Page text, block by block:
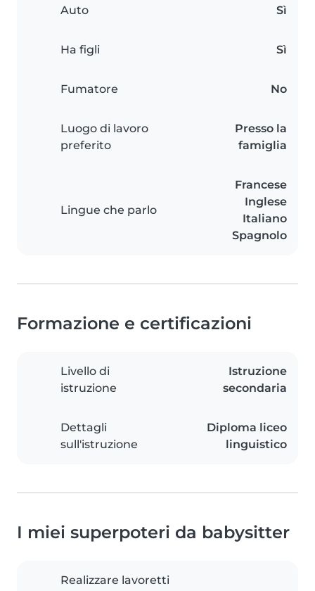
Auto Sì
Ha figli Sì
Fumatore No
Luogo di lavoro
preferito
Presso la
famiglia
Lingue che parlo
Francese
Inglese
Italiano
Spagnolo
Formazione e certificazioni
Livello di
istruzione
Istruzione
secondaria
Dettagli
sull'istruzione
Diploma liceo
linguistico
I miei superpoteri da babysitter
Realizzare lavoretti